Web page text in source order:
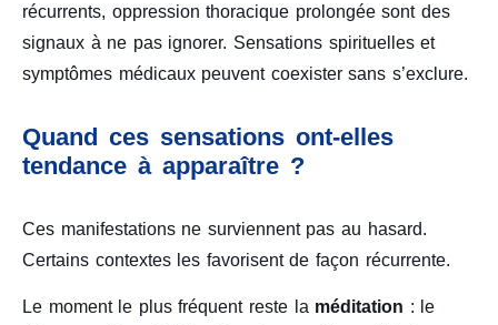
récurrents, oppression thoracique prolongée sont des
signaux à ne pas ignorer. Sensations spirituelles et
symptômes médicaux peuvent coexister sans s’exclure.
Quand ces sensations ont-elles
tendance à apparaître ?
Ces manifestations ne surviennent pas au hasard.
Certains contextes les favorisent de façon récurrente.
Le moment le plus fréquent reste la méditation : le